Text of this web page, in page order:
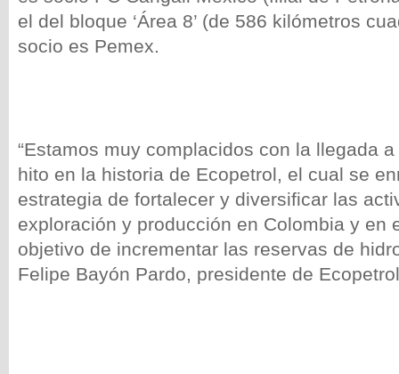
el del bloque ‘Área 8’ (de 586 kilómetros
socio es Pemex.
“Estamos muy complacidos con la llegada
hito en la historia de Ecopetrol, el cual se
estrategia de fortalecer y diversificar las
exploración y producción en Colombia y en
objetivo de incrementar las reservas de
Felipe Bayón Pardo, presidente de